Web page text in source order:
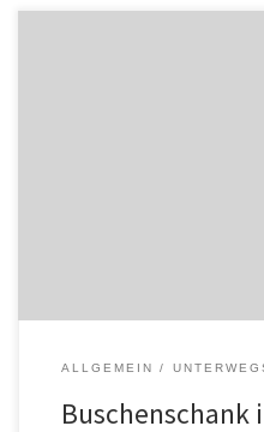
ALLGEMEIN
Buschenschank